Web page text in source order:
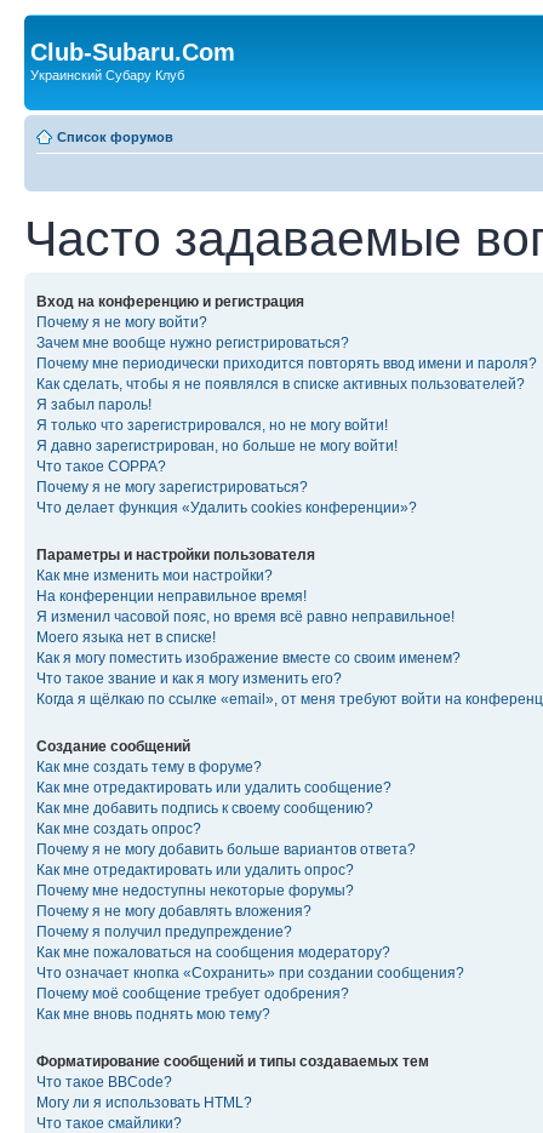
Club-Subaru.Com
Украинский Субару Клуб
Список форумов
Часто задаваемые
Вход на конференцию и регистрация
Почему я не могу войти?
Зачем мне вообще нужно регистрироваться?
Почему мне периодически приходится повторять ввод имени и пароля?
Как сделать, чтобы я не появлялся в списке активных пользователей?
Я забыл пароль!
Я только что зарегистрировался, но не могу войти!
Я давно зарегистрирован, но больше не могу войти!
Что такое COPPA?
Почему я не могу зарегистрироваться?
Что делает функция «Удалить cookies конференции»?
Параметры и настройки пользователя
Как мне изменить мои настройки?
На конференции неправильное время!
Я изменил часовой пояс, но время всё равно неправильное!
Моего языка нет в списке!
Как я могу поместить изображение вместе со своим именем?
Что такое звание и как я могу изменить его?
Когда я щёлкаю по ссылке «email», от меня требуют войти на
Создание сообщений
Как мне создать тему в форуме?
Как мне отредактировать или удалить сообщение?
Как мне добавить подпись к своему сообщению?
Как мне создать опрос?
Почему я не могу добавить больше вариантов ответа?
Как мне отредактировать или удалить опрос?
Почему мне недоступны некоторые форумы?
Почему я не могу добавлять вложения?
Почему я получил предупреждение?
Как мне пожаловаться на сообщения модератору?
Что означает кнопка «Сохранить» при создании сообщения?
Почему моё сообщение требует одобрения?
Как мне вновь поднять мою тему?
Форматирование сообщений и типы создаваемых тем
Что такое BBCode?
Могу ли я использовать HTML?
Что такое смайлики?